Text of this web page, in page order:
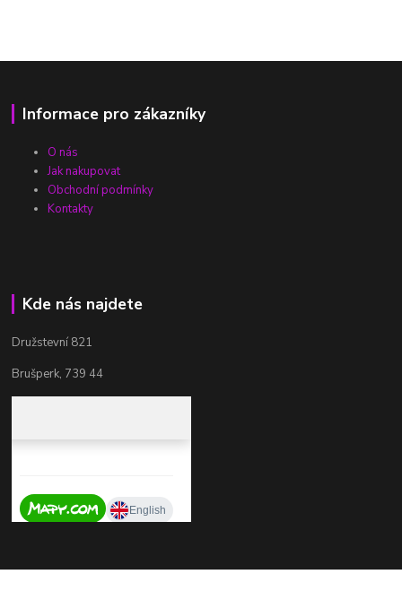
Informace pro zákazníky
O nás
Jak nakupovat
Obchodní podmínky
Kontakty
Kde nás najdete
Družstevní 821
Brušperk, 739 44